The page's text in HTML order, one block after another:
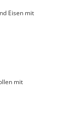
Eisen mit
mit